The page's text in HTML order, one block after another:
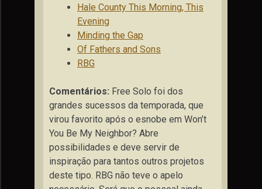
Hale County This Morning, This
Evening
Minding the Gap
Of Fathers and Sons
RBG
Comentários: Free Solo foi dos
grandes sucessos da temporada, que
virou favorito após o esnobe em Won’t
You Be My Neighbor? Abre
possibilidades e deve servir de
inspiração para tantos outros projetos
deste tipo. RBG não teve o apelo